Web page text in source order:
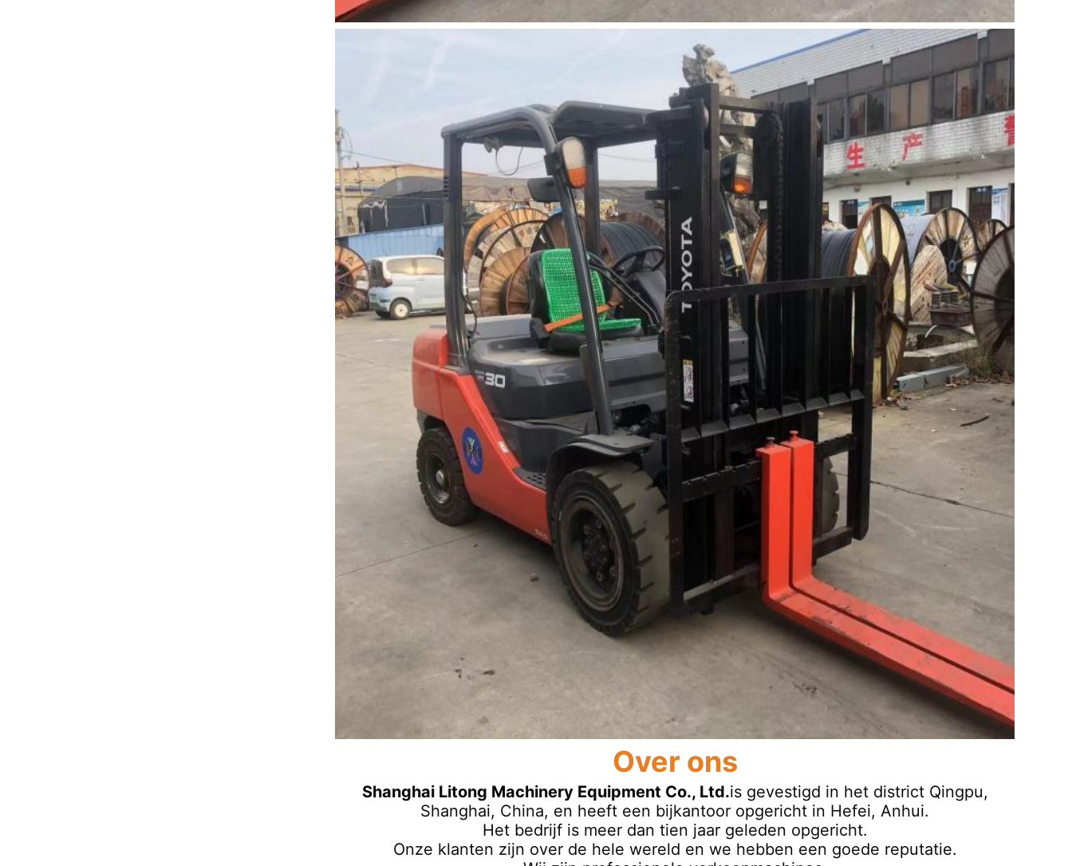
Over ons
Shanghai Litong Machinery Equipment Co., Ltd.is gevestigd in het district Qingpu,
Shanghai, China, en heeft een bijkantoor opgericht in Hefei, Anhui.
Het bedrijf is meer dan tien jaar geleden opgericht.
Onze klanten zijn over de hele wereld en we hebben een goede reputatie.